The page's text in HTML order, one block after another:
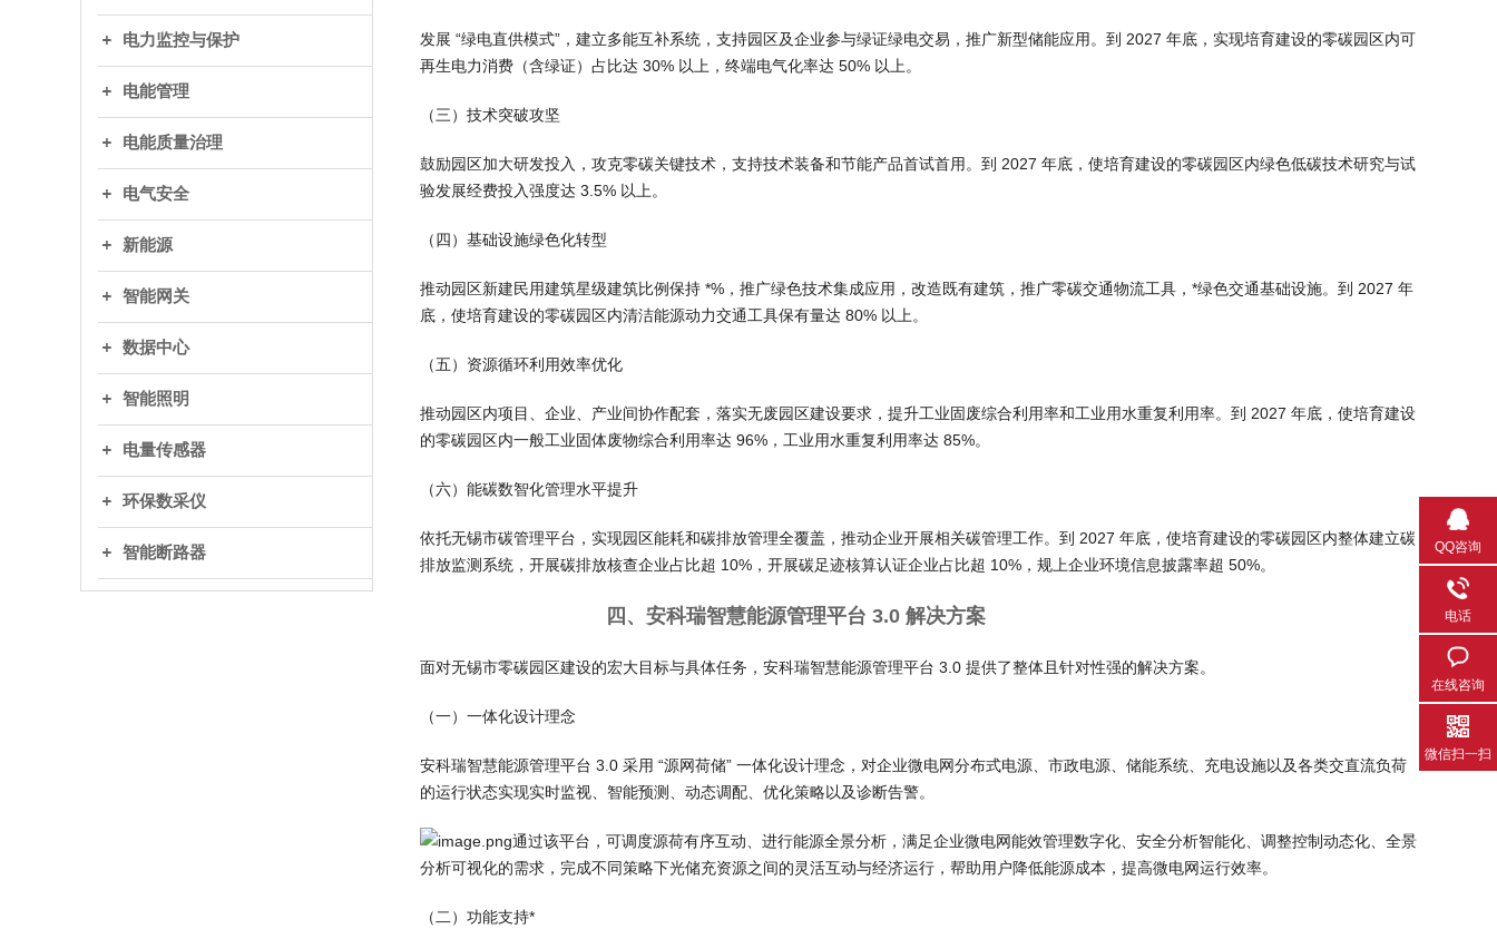
电力监控与保护
电能管理
电能质量治理
电气安全
新能源
智能网关
数据中心
智能照明
电量传感器
环保数采仪
智能断路器
发展 “绿电直供模式”，建立多能互补系统，支持园区及企业参与绿证绿电交易，推广新型储能应用。到 2027 年底，实现培育建设的零碳园区内可
再生电力消费（含绿证）占比达 30% 以上，终端电气化率达 50% 以上。
（三）技术突破攻坚
鼓励园区加大研发投入，攻克零碳关键技术，支持技术装备和节能产品首试首用。到 2027 年底，使培育建设的零碳园区内绿色低碳技术研究与试
验发展经费投入强度达 3.5% 以上。
（四）基础设施绿色化转型
推动园区新建民用建筑星级建筑比例保持 *%，推广绿色技术集成应用，改造既有建筑，推广零碳交通物流工具，*绿色交通基础设施。到 2027 年
底，使培育建设的零碳园区内清洁能源动力交通工具保有量达 80% 以上。
（五）资源循环利用效率优化
推动园区内项目、企业、产业间协作配套，落实无废园区建设要求，提升工业固废综合利用率和工业用水重复利用率。到 2027 年底，使培育建设
的零碳园区内一般工业固体废物综合利用率达 96%，工业用水重复利用率达 85%。
（六）能碳数智化管理水平提升
依托无锡市碳管理平台，实现园区能耗和碳排放管理全覆盖，推动企业开展相关碳管理工作。到 2027 年底，使培育建设的零碳园区内整体建立碳
排放监测系统，开展碳排放核查企业占比超 10%，开展碳足迹核算认证企业占比超 10%，规上企业环境信息披露率超 50%。
四、安科瑞智慧能源管理平台 3.0 解决方案
面对无锡市零碳园区建设的宏大目标与具体任务，安科瑞智慧能源管理平台 3.0 提供了整体且针对性强的解决方案。
（一）一体化设计理念
安科瑞智慧能源管理平台 3.0 采用 “源网荷储” 一体化设计理念，对企业微电网分布式电源、市政电源、储能系统、充电设施以及各类交直流负荷
的运行状态实现实时监视、智能预测、动态调配、优化策略以及诊断告警。
通过该平台，可调度源荷有序互动、进行能源全景分析，满足企业微电网能效管理数字化、安全分析智能化、调整控制动态化、全景
分析可视化的需求，完成不同策略下光储充资源之间的灵活互动与经济运行，帮助用户降低能源成本，提高微电网运行效率。
（二）功能支持*
QQ咨询
电话
在线咨询
微信扫一扫